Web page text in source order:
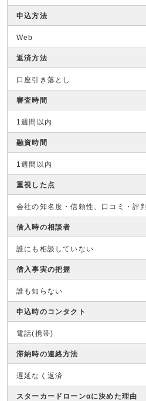
申込方法
Web
返済方法
口座引き落とし
審査時間
1週間以内
融資時間
1週間以内
重視した点
会社の知名度・信頼性、口コミ・評判
借入時の相談者
誰にも相談していない
借入事実の把握
誰も知らない
申込時のコンタクト
電話(携帯)
滞納時の連絡方法
遅延なく返済
スターカードローンαに決めた理由